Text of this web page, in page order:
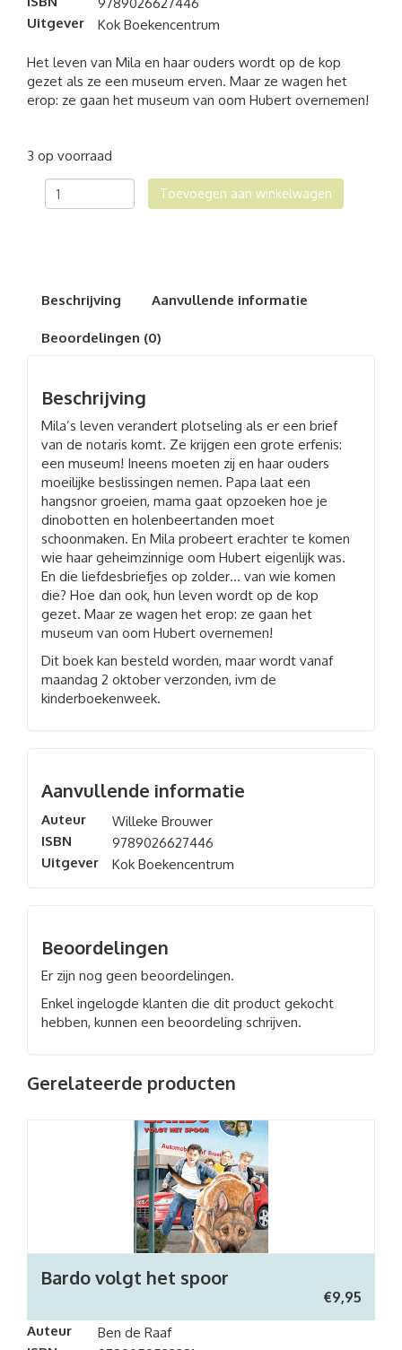
Uitgever
Kok Boekencentrum
Het leven van Mila en haar ouders wordt op de kop
gezet als ze een museum erven. Maar ze wagen het
erop: ze gaan het museum van oom Hubert overnemen!
3 op voorraad
De
spannende
Toevoegen aan winkelwagen
Beschrijving Aanvullende informatie
Beoordelingen (0)
Beschrijving
Mila’s leven verandert plotseling als er een brief
van de notaris komt. Ze krijgen een grote erfenis:
een museum! Ineens moeten zij en haar ouders
moeilijke beslissingen nemen. Papa laat een
hangsnor groeien, mama gaat opzoeken hoe je
dinobotten en holenbeertanden moet
schoonmaken. En Mila probeert erachter te komen
wie haar geheimzinnige oom Hubert eigenlijk was.
En die liefdesbriefjes op zolder… van wie komen
die? Hoe dan ook, hun leven wordt op de kop
gezet. Maar ze wagen het erop: ze gaan het
museum van oom Hubert overnemen!
Dit boek kan besteld worden, maar wordt vanaf
maandag 2 oktober verzonden, ivm de
kinderboekenweek.
Aanvullende informatie
Auteur
Willeke Brouwer
ISBN
9789026627446
Uitgever
Kok Boekencentrum
Beoordelingen
Er zijn nog geen beoordelingen.
Enkel ingelogde klanten die dit product gekocht
hebben, kunnen een beoordeling schrijven.
Gerelateerde producten
Bardo volgt het spoor
€9,95
Auteur
Ben de Raaf